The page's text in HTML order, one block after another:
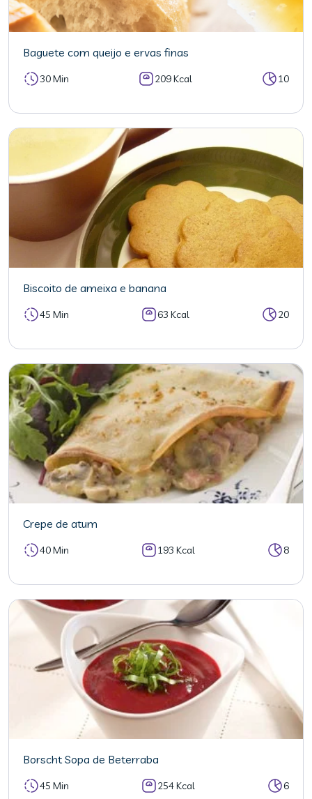
Baguete com queijo e ervas finas
30 Min 209 Kcal 10
Biscoito de ameixa e banana
45 Min 63 Kcal 20
Crepe de atum
40 Min 193 Kcal 8
Borscht Sopa de Beterraba
45 Min 254 Kcal 6